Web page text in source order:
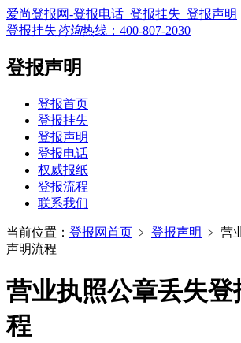
爱尚登报网-登报电话_登报挂失_登报声明
登报挂失咨询热线： 400-807-2030
登报声明
登报首页
登报挂失
登报声明
登报电话
权威报纸
登报流程
联系我们
当前位置： 登报网首页 ﹥ 登报声明 ﹥ 营
声明流程
营业执照公章丢失登
程